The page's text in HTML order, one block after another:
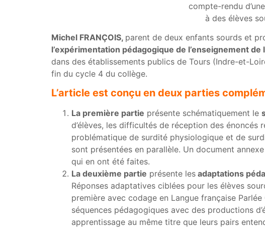
compte-rendu
à des élèves
Michel FRANÇOIS, parent de deux enfants sourds et
l’expérimentation pédagogique de l’enseignement
dans des établissements publics de Tours (Indre-et-
fin du cycle 4 du collège.
L’article est conçu en deux parties
La première partie présente schématiquement le
d’élèves, les difficultés de réception des énoncés
problématique de surdité physiologique et de
sont présentées en parallèle. Un document
qui en ont été faites.
La deuxième partie présente les adaptations
Réponses adaptatives ciblées pour les élèves
première avec codage en Langue française
séquences pédagogiques avec des productions
apprentissage au même titre que leurs pairs